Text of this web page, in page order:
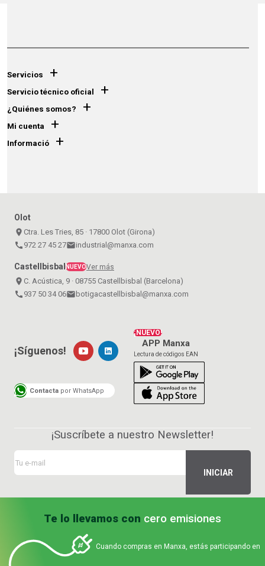
Servicios +
Servicio técnico oficial +
¿Quiénes somos? +
Mi cuenta +
Informació +
Olot
place Ctra. Les Tries, 85 · 17800 Olot (Girona)
call 972 27 45 27emailindustrial@manxa.com
Castellbisbal NUEVOVer más
place C. Acústica, 9 · 08755 Castellbisbal (Barcelona)
call 937 50 34 06email botigacastellbisbal@manxa.com
¡NUEVO!
APP Manxa
Lectura de códigos EAN
¡Síguenos!
Contacta por WhatsApp
¡Suscríbete a nuestro Newsletter!
Te lo llevamos con cero emisiones
Cuando compras en Manxa, estás participando en